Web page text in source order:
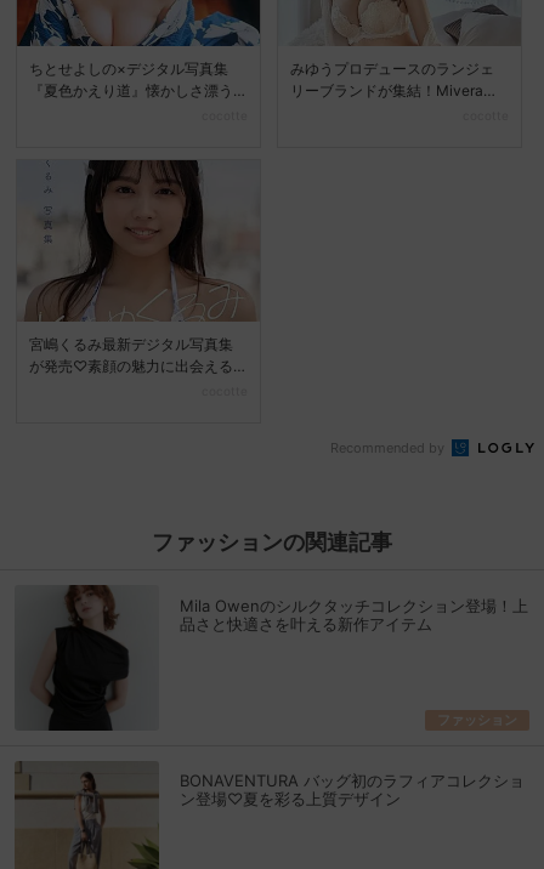
ちとせよしの×デジタル写真集
『夏色かえり道』懐かしさ漂う
みゆうプロデュースのランジェ
リーブランドが集結！Mivera＆P
宮嶋くるみ最新デジタル写真集
が発売♡素顔の魅力に出会える
Recommended by
ファッションの関連記事
Mila Owenのシルクタッチコレクション登場！上
品さと快適さを叶える新作アイテム
ファッション
BONAVENTURA バッグ初のラフィアコレクショ
ン登場♡夏を彩る上質デザイン